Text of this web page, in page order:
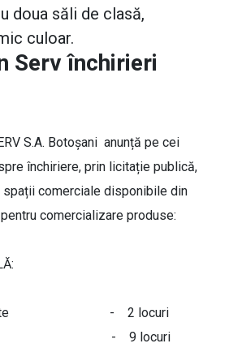
doua săli de clasă,
culoar.
Serv închirieri
S.A. Botoșani anunță pe cei
închiriere, prin licitație publică,
comerciale disponibile din
comercializare produse:
- 2 locuri
- 9 locuri